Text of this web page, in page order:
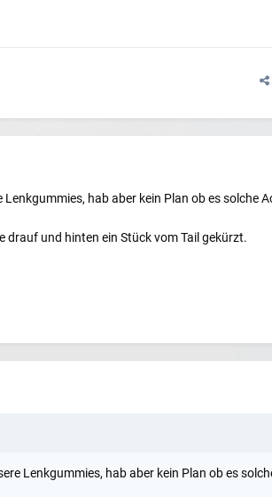
hab aber kein Plan ob es solche
drauf und hinten ein Stück vom Tail gekürzt.
Lenkgummies, hab aber kein Plan ob es